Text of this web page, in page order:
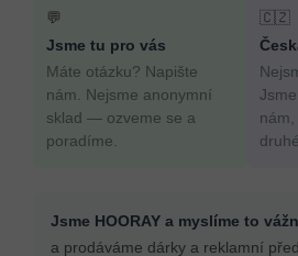
💬
Jsme tu pro vás
Máte otázku? Napište
nám. Nejsme anonymní
sklad — ozveme se a
poradíme.
🇨🇿
Jsme HOORAY a myslíme to
a prodáváme dárky a reklamní